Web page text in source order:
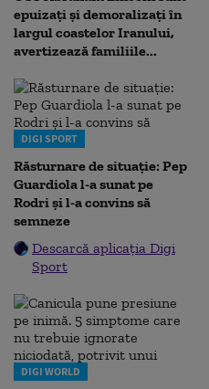
epuizați și demoralizați în
largul coastelor Iranului,
avertizează familiile...
DIGI SPORT
Răsturnare de situație: Pep
Guardiola l-a sunat pe
Rodri și l-a convins să
semneze
Descarcă aplicația Digi
Sport
DIGI WORLD